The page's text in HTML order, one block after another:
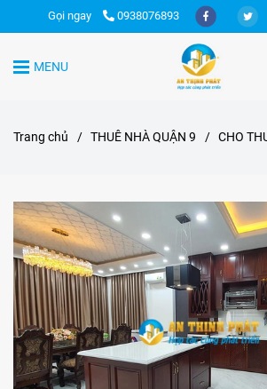
Gọi ngay 0938076893
MENU
Trang chủ / THUÊ NHÀ QUẬN 9 / CHO